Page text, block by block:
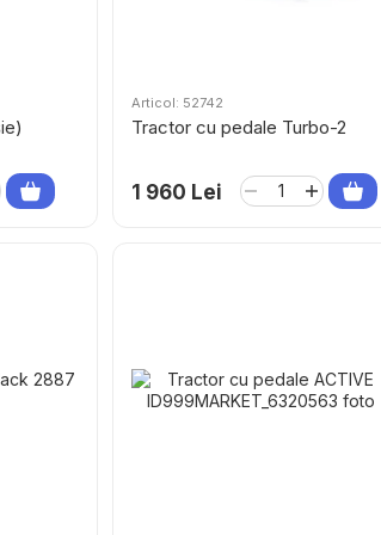
Articol: 52742
Tractor cu pedale Turbo-2
1 960 Lei